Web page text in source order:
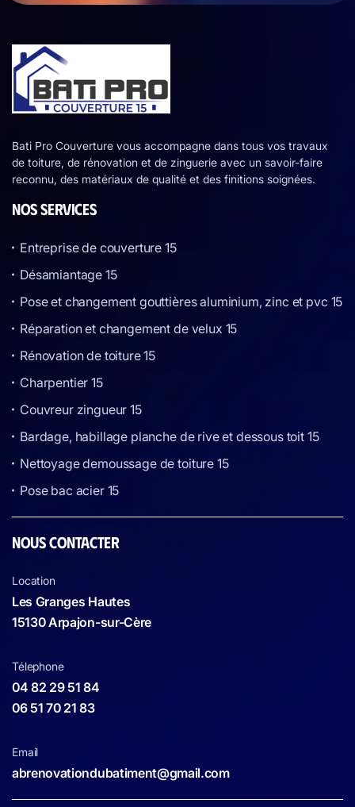
Bati Pro Couverture vous accompagne dans tous vos travaux
de toiture, de rénovation et de zinguerie avec un savoir-faire
reconnu, des matériaux de qualité et des finitions soignées.
NOS SERVICES
Entreprise de couverture 15
Désamiantage 15
Pose et changement gouttières aluminium, zinc et pvc 15
Réparation et changement de velux 15
Rénovation de toiture 15
Charpentier 15
Couvreur zingueur 15
Bardage, habillage planche de rive et dessous toit 15
Nettoyage demoussage de toiture 15
Pose bac acier 15
NOUS CONTACTER
Location
Les Granges Hautes
15130 Arpajon-sur-Cère
Télephone
04 82 29 51 84
06 51 70 21 83
Email
abrenovationdubatiment@gmail.com